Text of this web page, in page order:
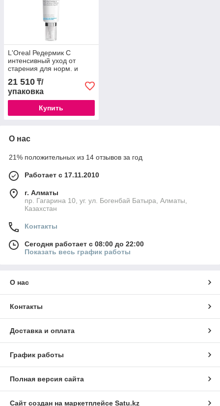
L'Oreal Редермик С
интенсивный уход от
старения для норм. и
21 510 ₸/
упаковка
Купить
О нас
21% положительных из 14 отзывов за год
Работает с 17.11.2010
г. Алматы
пр. Гагарина 10, уг. ул. Богенбай Батыра, Алматы,
Казахстан
Контакты
Сегодня работает с 08:00 до 22:00
Показать весь график работы
О нас
Контакты
Доставка и оплата
График работы
Полная версия сайта
Сайт создан на маркетплейсе Satu.kz